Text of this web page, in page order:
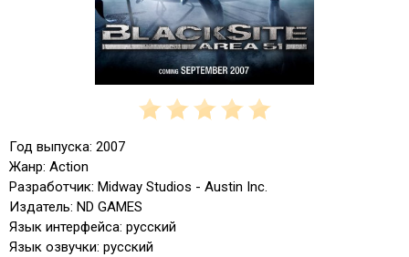
Год выпуска: 2007
Жанр: Action
Разработчик: Midway Studios - Austin Inc.
Издатель: ND GAMES
Язык интерфейса: русский
Язык озвучки: русский